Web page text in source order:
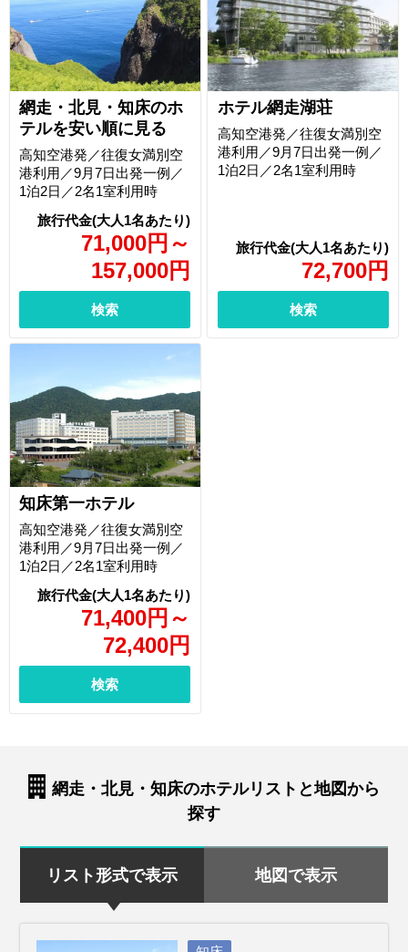
網走・北見・知床のホ
テルを安い順に見る
71,000円 ～
157,000円
高知空港発／往復女満別空
港利用／9月7日出発一例／
1泊2日／2名1室利用時
検索
ホテル網走湖荘
72,700円
高知空港発／往復女満別空
港利用／9月7日出発一例／
1泊2日／2名1室利用時
検索
知床第一ホテル
71,400円 ～
72,400円
高知空港発／往復女満別空
港利用／9月7日出発一例／
1泊2日／2名1室利用時
検索
網走・北見・知床のホテルリストと地図から
探す
リスト形式で表示 地図で表示